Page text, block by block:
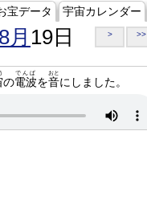
宝データ 宇宙カレンダー
月 19日 > >>
の電波
でんぱ
を音
おと
にしました。